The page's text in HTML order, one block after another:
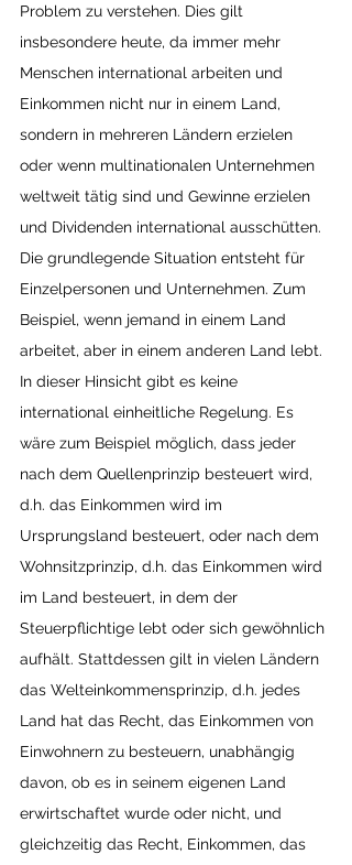
Problem zu verstehen. Dies gilt
insbesondere heute, da immer mehr
Menschen international arbeiten und
Einkommen nicht nur in einem Land,
sondern in mehreren Ländern erzielen
oder wenn multinationalen Unternehmen
weltweit tätig sind und Gewinne erzielen
und Dividenden international ausschütten.
Die grundlegende Situation entsteht für
Einzelpersonen und Unternehmen. Zum
Beispiel, wenn jemand in einem Land
arbeitet, aber in einem anderen Land lebt.
In dieser Hinsicht gibt es keine
international einheitliche Regelung. Es
wäre zum Beispiel möglich, dass jeder
nach dem Quellenprinzip besteuert wird,
d.h. das Einkommen wird im
Ursprungsland besteuert, oder nach dem
Wohnsitzprinzip, d.h. das Einkommen wird
im Land besteuert, in dem der
Steuerpflichtige lebt oder sich gewöhnlich
aufhält. Stattdessen gilt in vielen Ländern
das Welteinkommensprinzip, d.h. jedes
Land hat das Recht, das Einkommen von
Einwohnern zu besteuern, unabhängig
davon, ob es in seinem eigenen Land
erwirtschaftet wurde oder nicht, und
gleichzeitig das Recht, Einkommen, das